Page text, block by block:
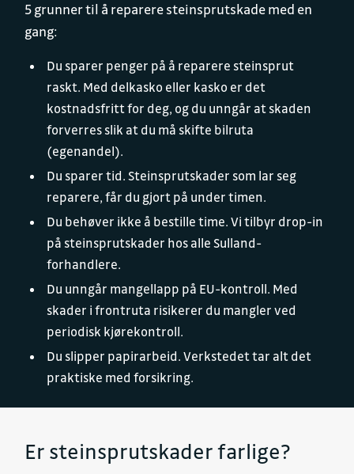
5 grunner til å reparere steinsprutskade med en
gang:
Du sparer penger på å reparere steinsprut
raskt. Med delkasko eller kasko er det
kostnadsfritt for deg, og du unngår at skaden
forverres slik at du må skifte bilruta
(egenandel).
Du sparer tid. Steinsprutskader som lar seg
reparere, får du gjort på under timen.
Du behøver ikke å bestille time. Vi tilbyr drop-in
på steinsprutskader hos alle Sulland-
forhandlere.
Du unngår mangellapp på EU-kontroll. Med
skader i frontruta risikerer du mangler ved
periodisk kjørekontroll.
Du slipper papirarbeid. Verkstedet tar alt det
praktiske med forsikring.
Er steinsprutskader farlige?